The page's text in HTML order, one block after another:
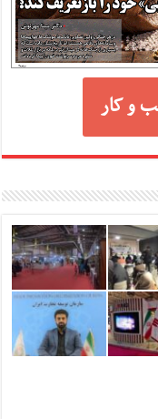
و کار